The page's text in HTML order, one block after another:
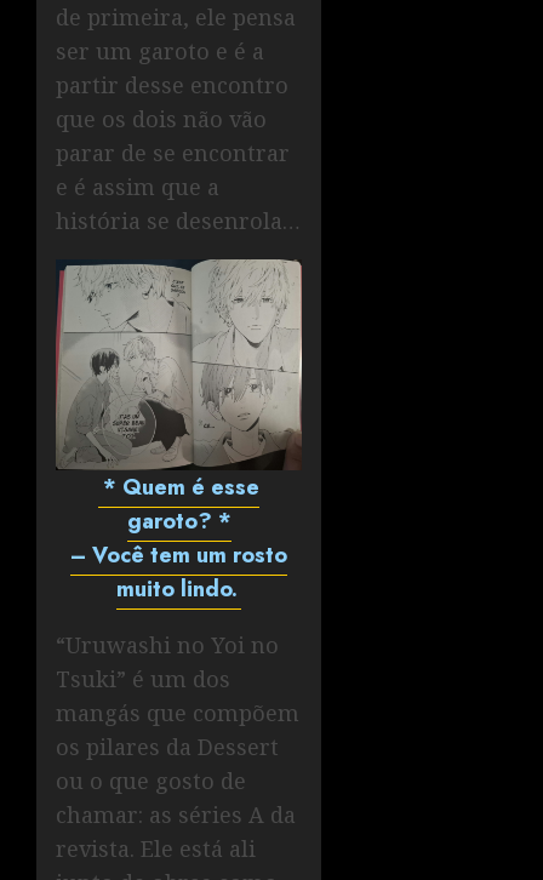
de primeira, ele pensa
ser um garoto e é a
partir desse encontro
que os dois não vão
parar de se encontrar
e é assim que a
história se desenrola…
* Quem é esse
garoto? *
– Você tem um rosto
muito lindo.
“Uruwashi no Yoi no
Tsuki” é um dos
mangás que compõem
os pilares da Dessert
ou o que gosto de
chamar: as séries A da
revista. Ele está ali